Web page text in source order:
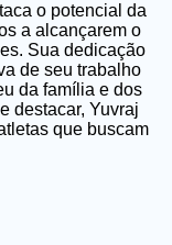
o potencial da
a alcançarem o
Sua dedicação
de seu trabalho
da família e dos
destacar, Yuvraj
que buscam